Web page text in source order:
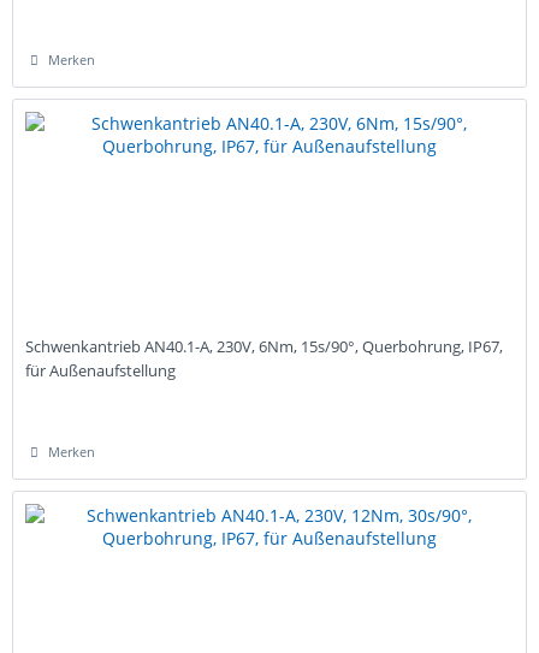
Merken
Schwenkantrieb AN40.1-A, 230V, 6Nm, 15s/90°, Querbohrung, IP67,
für Außenaufstellung
Merken